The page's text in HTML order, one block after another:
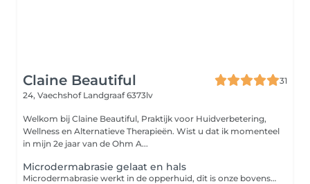
Claine Beautiful
31
24, Vaechshof Landgraaf 6373lv
Welkom bij Claine Beautiful, Praktijk voor Huidverbetering,
Wellness en Alternatieve Therapieën. Wist u dat ik momenteel
in mijn 2e jaar van de Ohm A...
Microdermabrasie gelaat en hals
Microdermabrasie werkt in de opperhuid, dit is onze bovenste huidlaag. Doordat de dode huidcellen verwijdert zijn is de huid nu beter in staat om werkstoffen op te nemen waardoor deze meer effect hebben in de huid. De huid krijgt tevens een betere doorbloeding en stimuleert de aanmaak van nieuwe cellen. Ook worden de poriën minder grof en kunnen pigmentvlekjes en fijne rimpeltjes vervagen. De huid zal na de microdermabrasie behandeling veel gladder aanvoelen en er egaler en mooier uitzien.